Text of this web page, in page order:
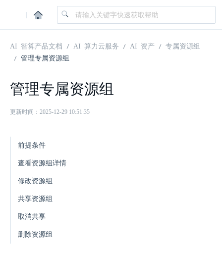
|
AI 智算产品文档 AI 算力云服务 AI 资产
专属资源组
管理专属资源组
管理专属资源组
更新时间：2025-12-29 10:51:35
前提条件
查看资源组详情
修改资源组
共享资源组
取消共享
删除资源组